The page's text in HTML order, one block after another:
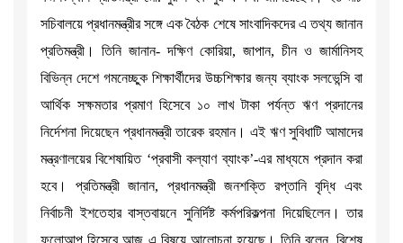
সচিবালয়ে প্রধানমন্ত্রীর সঙ্গে এক বৈঠক শেষে সাংবাদিকদের এ তথ্য জানান
প্রতিমন্ত্রী। তিনি জানান- দক্ষিণ কোরিয়া, জাপান, চীন ও জার্মানিসহ
বিভিন্ন দেশে গমনেচ্ছুক শিক্ষার্থীদের উচ্চশিক্ষার জন্য ব্যাংক সলভেন্সি বা
আর্থিক সক্ষমতার প্রমাণ হিসেবে ১০ লাখ টাকা পর্যন্ত ঋণ প্রদানের
নির্দেশনা দিয়েছেন প্রধানমন্ত্রী তারেক রহমান। এই ঋণ সুবিধাটি আমাদের
মন্ত্রণালয়ের বিশেষায়িত ‘প্রবাসী কল্যাণ ব্যাংক’-এর মাধ্যমে প্রদান করা
হবে। প্রতিমন্ত্রী জানান, প্রধানমন্ত্রী জনশক্তি রপ্তানি বৃদ্ধি এবং
নির্বাচনী ইশতেহার বাস্তবায়নে সুনির্দিষ্ট কর্মপরিকল্পনা দিয়েছিলেন। তার
ফলোআপ হিসেবে আজ এ বিষয়ে আলোচনা হয়েছে। তিনি বলেন, বিশেষ